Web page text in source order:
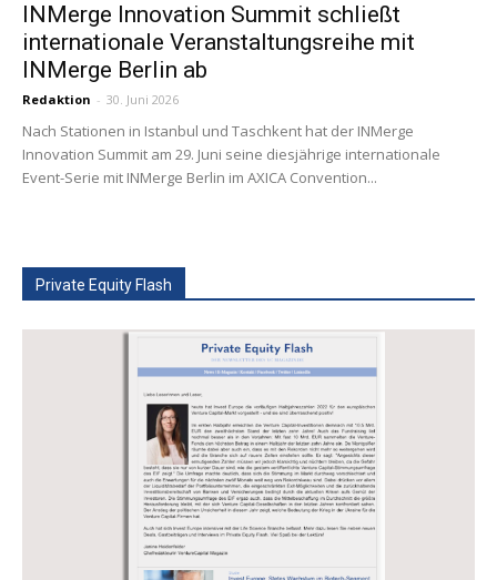
INMerge Innovation Summit schließt
internationale Veranstaltungsreihe mit
INMerge Berlin ab
Redaktion - 30. Juni 2026
Nach Stationen in Istanbul und Taschkent hat der INMerge
Innovation Summit am 29. Juni seine diesjährige internationale
Event-Serie mit INMerge Berlin im AXICA Convention...
Private Equity Flash